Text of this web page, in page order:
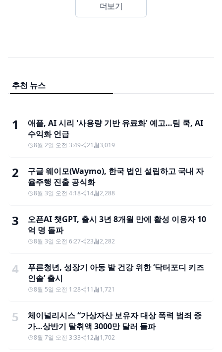
더보기
추천 뉴스
1
애플, AI 시리 '사용량 기반 유료화' 예고…팀 쿡, AI
수익화 언급
8월 2일 오전 3:49 21 3,019
2
구글 웨이모(Waymo), 한국 법인 설립하고 국내 자
율주행 진출 공식화
8월 3일 오전 4:18 14 2,288
3
오픈AI 챗GPT, 출시 3년 8개월 만에 활성 이용자 10
억 명 돌파
8월 3일 오전 6:27 23 2,282
4
푸른청년, 성장기 아동 발 건강 위한 ‘닥터포디 키즈
인솔’ 출시
8월 5일 오전 1:28 11 1,721
5
체이널리시스 “가상자산 보유자 대상 폭력 범죄 증
가…상반기 탈취액 3000만 달러 돌파
8월 7일 오전 3:33 12 1,702